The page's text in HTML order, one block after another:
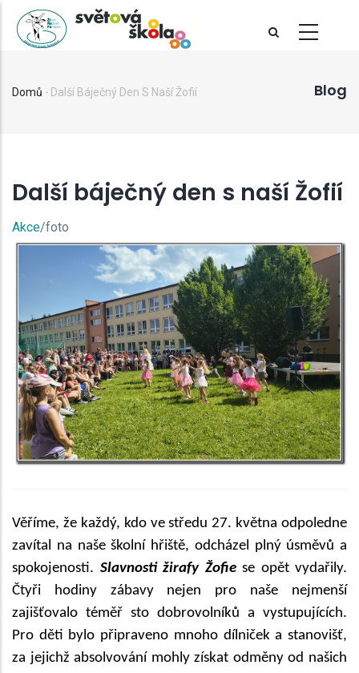
Přejít
Blog
Drobečková
Domů - Další Báječný Den S Naší Žofií
Další báječný den s naší Žofií
Akce/foto
Věříme, že každý, kdo ve středu 27. května odpoledne
zavítal na naše školní hřiště, odcházel plný úsměvů a
spokojenosti. Slavnosti žirafy Žofiese opět vydařily.
Čtyři hodiny zábavy nejen pro naše nejmenší
zajišťovalo téměř sto dobrovolníků a vystupujících.
Pro děti bylo připraveno mnoho dílniček a stanovišť,
za jejichž absolvování mohly získat odměny od našich